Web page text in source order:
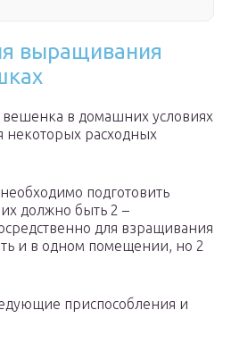
выращивания
в домашних условиях
некоторых расходных
подготовить
должно быть 2 –
для взращивания
и в одном помещении, но 2
приспособления и